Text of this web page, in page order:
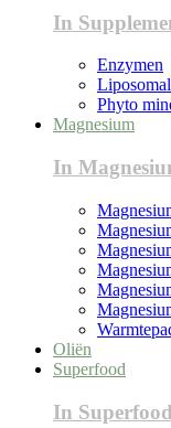
In
Enzymen
Phyto
Magnesium
In
Oliën
Superfood
In Superfood